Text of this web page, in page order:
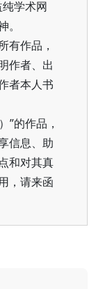
学术网
有作品，
作者、出
者本人书
”的作品，
信息、助
和对其真
，请来函